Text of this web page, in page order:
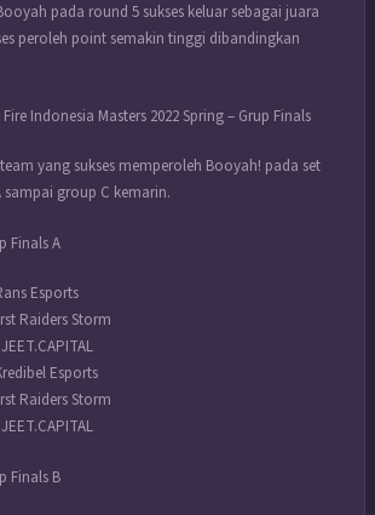
pada round 5 sukses keluar sebagai juara
peroleh point semakin tinggi dibandingkan
Indonesia Masters 2022 Spring – Grup Finals
yang sukses memperoleh Booyah! pada set
sampai group C kemarin.
Finals A
Esports
Raiders Storm
Esports
Raiders Storm
Finals B